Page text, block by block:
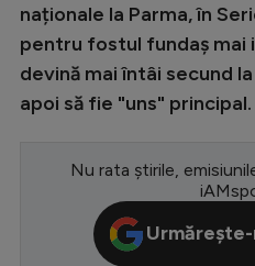
Europa
Conference
CM 2026
Serie A
naționale la Parma, în
pentru fostul fundaș mai
devină mai întâi secund
apoi să fie "uns" principal.
Nu rata știrile,